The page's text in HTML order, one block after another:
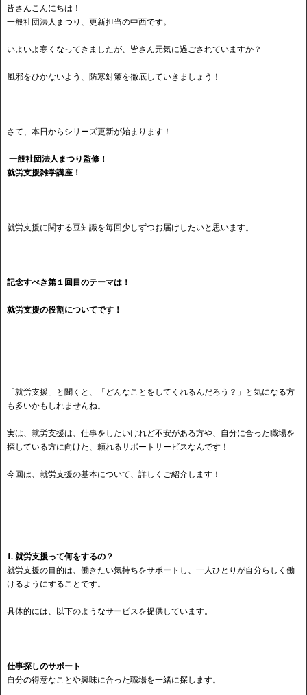
皆さんこんにちは！
一般社団法人まつり、更新担当の中西です。
いよいよ寒くなってきましたが、皆さん元気に過ごされていますか？
風邪をひかないよう、防寒対策を徹底していきましょう！
さて、本日からシリーズ更新が始まります！
一般社団法人まつり監修！
就労支援雑学講座！
就労支援に関する豆知識を毎回少しずつお届けしたいと思います。
記念すべき第１回目のテーマは！
就労支援の役割についてです！
「就労支援」と聞くと、「どんなことをしてくれるんだろう？」と気になる方
も多いかもしれませんね。
実は、就労支援は、仕事をしたいけれど不安がある方や、自分に合った職場を
探している方に向けた、頼れるサポートサービスなんです！
今回は、就労支援の基本について、詳しくご紹介します！
1. 就労支援って何をするの？
就労支援の目的は、働きたい気持ちをサポートし、一人ひとりが自分らしく働
けるようにすることです。
具体的には、以下のようなサービスを提供しています。
仕事探しのサポート
自分の得意なことや興味に合った職場を一緒に探します。